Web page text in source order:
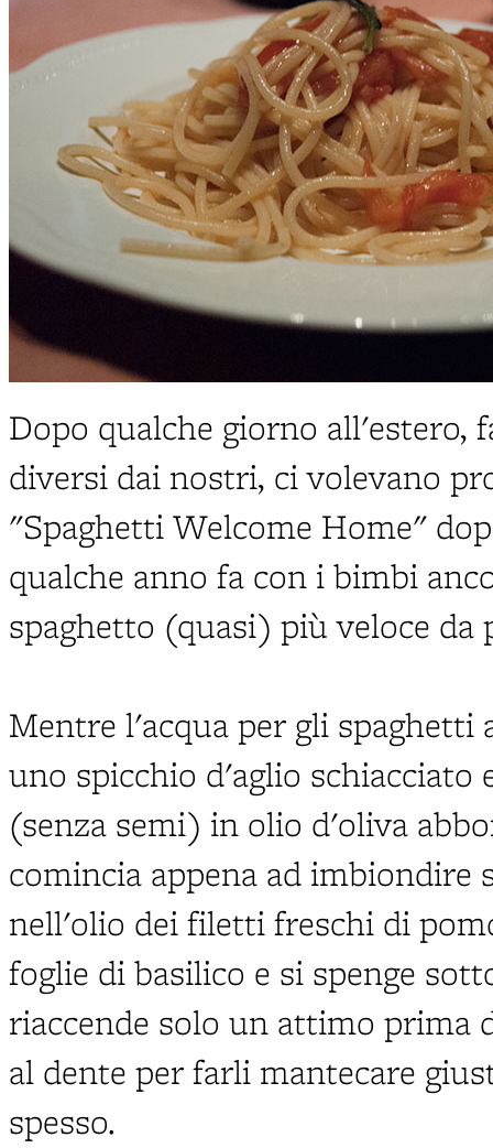
Dopo qualche giorno
diversi dai nostri, ci volevano
"Spaghetti Welcome Home"
qualche anno fa con i bimbi
spaghetto (quasi) più veloce da
Mentre l'acqua per gli spaghetti
uno spicchio d'aglio schiacciato
(senza semi) in olio d'oliva
comincia appena ad imbiondire
nell'olio dei filetti freschi di
foglie di basilico e si spenge
riaccende solo un attimo prima
al dente per farli mantecare
spesso.